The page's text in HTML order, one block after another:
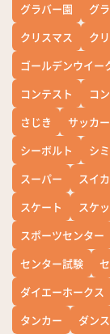
グラバー園
グ
クリスマス
ク
ゴールデンウイー
コンテスト
コ
さじき
サッカー
シーボルト
シ
スーパー
スイカ
スケート
スケ
スポーツセンター
センター試験
ダイエーホークス
タンカー
ダンス